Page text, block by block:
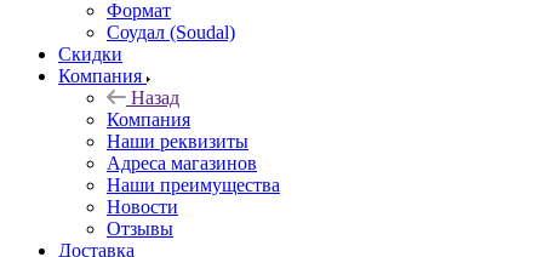
Формат
Соудал (Soudal)
Скидки
Компания
Назад
Компания
Наши реквизиты
Адреса магазинов
Наши преимущества
Новости
Отзывы
Доставка